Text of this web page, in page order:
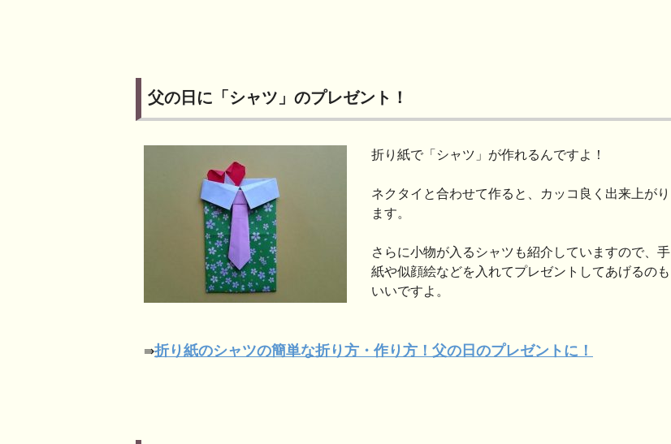
父の日に「シャツ」のプレゼント！
折り紙で「シャツ」が作れるんですよ！
ネクタイと合わせて作ると、カッコ良く出来上がり
ます。
さらに小物が入るシャツも紹介していますので、手
紙や似顔絵などを入れてプレゼントしてあげるのも
いいですよ。
⇛折り紙のシャツの簡単な折り方・作り方！父の日 のプレゼントに！